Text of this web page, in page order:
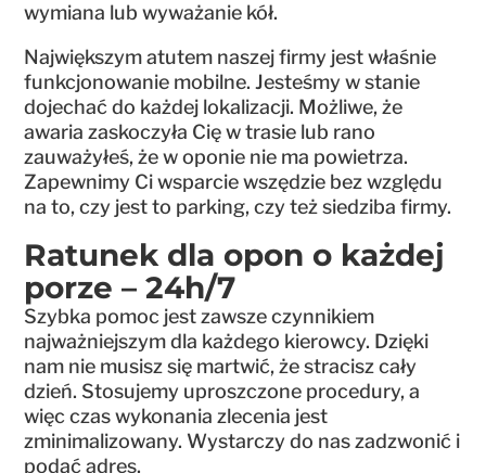
wymiana lub wyważanie kół.
Największym atutem naszej firmy jest właśnie
funkcjonowanie mobilne. Jesteśmy w stanie
dojechać do każdej lokalizacji. Możliwe, że
awaria zaskoczyła Cię w trasie lub rano
zauważyłeś, że w oponie nie ma powietrza.
Zapewnimy Ci wsparcie wszędzie bez względu
na to, czy jest to parking, czy też siedziba firmy.
Ratunek dla opon o każdej
porze – 24h/7
Szybka pomoc jest zawsze czynnikiem
najważniejszym dla każdego kierowcy. Dzięki
nam nie musisz się martwić, że stracisz cały
dzień. Stosujemy uproszczone procedury, a
więc czas wykonania zlecenia jest
zminimalizowany. Wystarczy do nas zadzwonić i
podać adres.